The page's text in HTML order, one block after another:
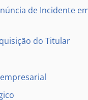
de Incidente
do Titular